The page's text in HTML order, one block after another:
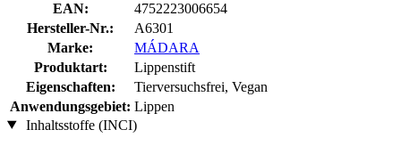
EAN:
4752223006654
Hersteller-Nr.:
A6301
Marke:
MÁDARA
Produktart:
Lippenstift
Eigenschaften:
Tierversuchsfrei, Vegan
Anwendungsgebiet: Lippen
Inhaltsstoffe (INCI)